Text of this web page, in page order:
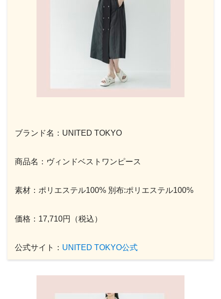
ブランド名：UNITED TOKYO
商品名：ヴィンドベストワンピース
素材：ポリエステル100% 別布:ポリエステル100%
価格：17,710円（税込）
公式サイト： UNITED TOKYO公式